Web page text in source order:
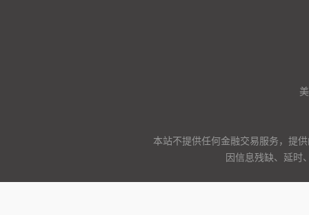
本站不提供任何金融交易服务，提
因信息残缺、延时